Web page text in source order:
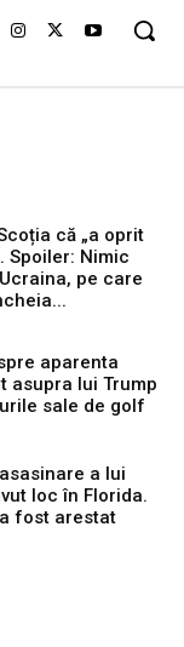
că „a oprit
Spoiler: Nimic
pe care
aparenta
asupra lui Trump
sale de golf
a lui
loc în Florida.
fost arestat